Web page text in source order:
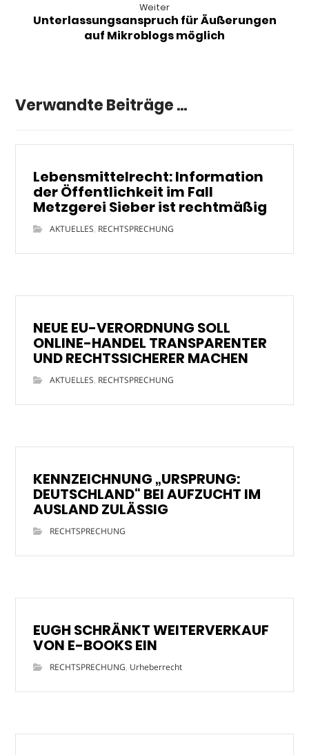
Weiter
Unterlassungsanspruch für Äußerungen
auf Mikroblogs möglich
Verwandte Beiträge ...
Lebensmittelrecht: Information
der Öffentlichkeit im Fall
Metzgerei Sieber ist rechtmäßig
AKTUELLES, RECHTSPRECHUNG
NEUE EU-VERORDNUNG SOLL
ONLINE-HANDEL TRANSPARENTER
UND RECHTSSICHERER MACHEN
AKTUELLES, RECHTSPRECHUNG
KENNZEICHNUNG „URSPRUNG:
DEUTSCHLAND“ BEI AUFZUCHT IM
AUSLAND ZULÄSSIG
RECHTSPRECHUNG
EUGH SCHRÄNKT WEITERVERKAUF
VON E-BOOKS EIN
RECHTSPRECHUNG, Urheberrecht